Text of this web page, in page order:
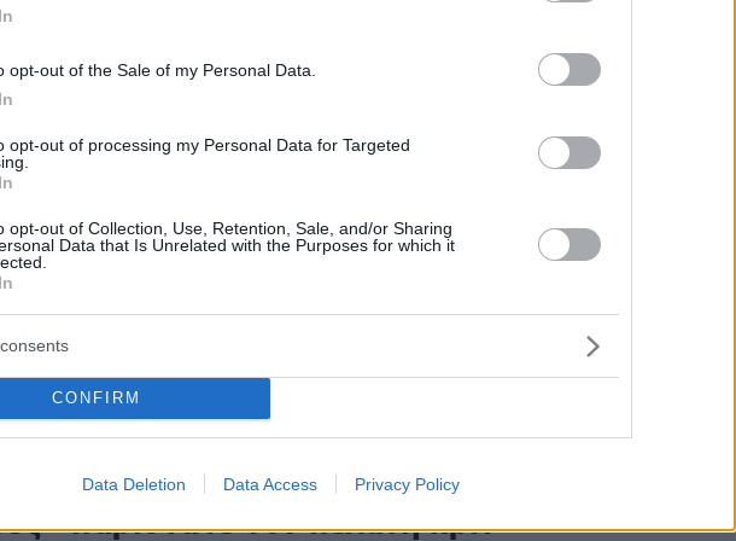
opt-out of the Sale of my Personal Data.
opt-out of processing my Personal Data for Targeted
opt-out of Collection, Use, Retention, Sale, and/or Sharing
Data that Is Unrelated with the Purposes for which it
CONFIRM
Data Deletion Data Access Privacy Policy
κλεμμένες μηχανές, τα αποτυπώματα και το γενετικό
ντοκουμέντο από τη ληστεία
Καρέ καρέ η έφοδος από
Πάνθηρες»
φέρνει στη δημοσιότητα το βίντεο της μεγάλης
έδρασαν τα μέλη της διαβόητης συμμορίας που
1
Σέρβος από τους «Ροζ
παρίστανε τον πελάτη πριν
2